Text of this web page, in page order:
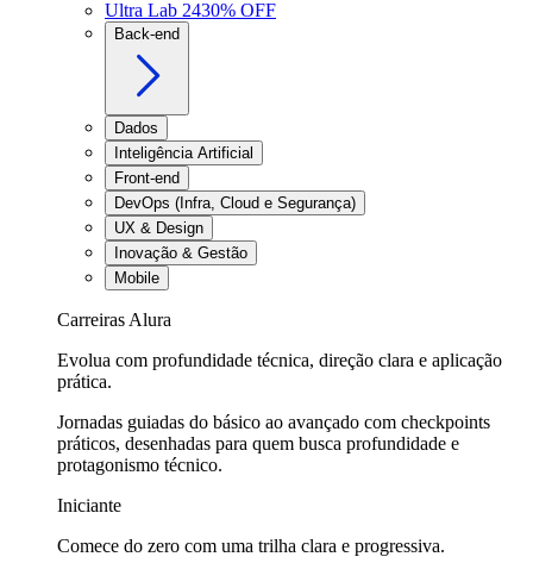
Ultra Lab 2430% OFF
Back-end
Dados
Inteligência Artificial
Front-end
DevOps (Infra, Cloud e Segurança)
UX & Design
Inovação & Gestão
Mobile
Carreiras Alura
Evolua com profundidade técnica, direção clara e aplicação
prática.
Jornadas guiadas do básico ao avançado com checkpoints
práticos, desenhadas para quem busca profundidade e
protagonismo técnico.
Iniciante
Comece do zero com uma trilha clara e progressiva.